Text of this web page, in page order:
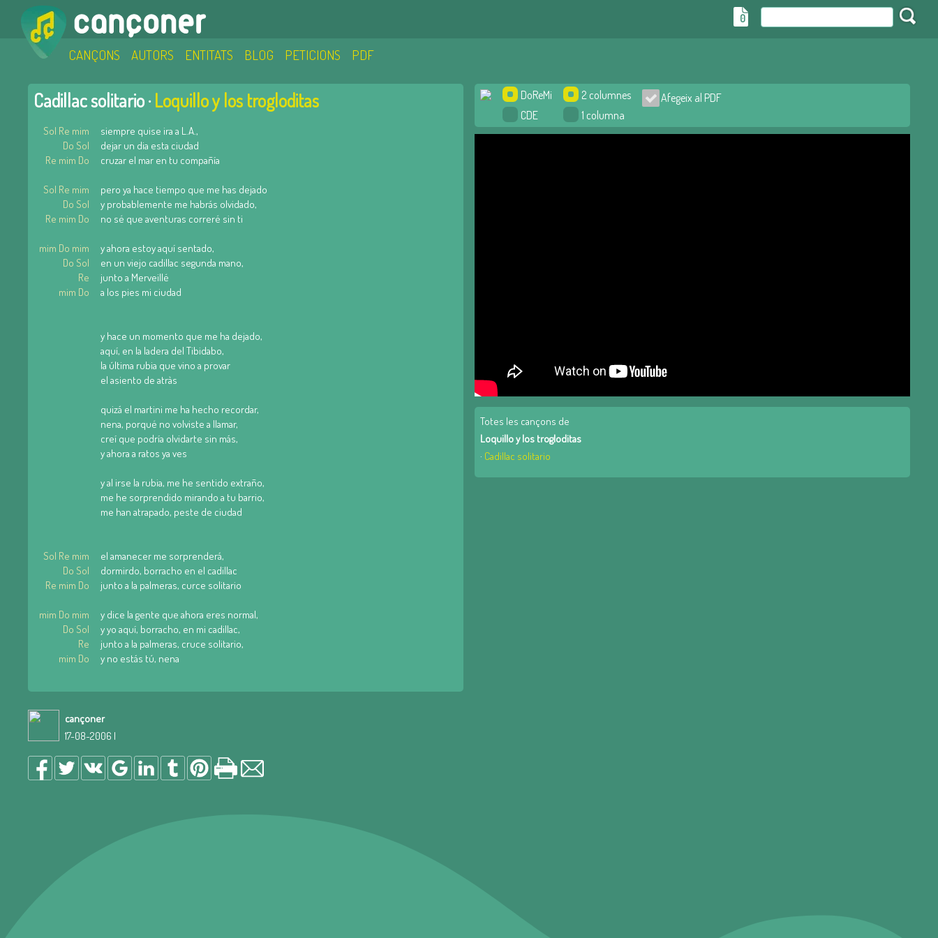
0
CANÇONS AUTORS ENTITATS BLOG PETICIONS PDF
Cadillac solitario ·Loquillo y los trogloditas
Sol Re mim
Do Sol
Re mim Do
Sol Re mim
Do Sol
Re mim Do
mim Do mim
Do Sol
Re
mim Do
Sol Re mim
Do Sol
Re mim Do
mim Do mim
Do Sol
Re
mim Do
siempre quise ira a L.A.,
dejar un dia esta ciudad
cruzar el mar en tu compañía
pero ya hace tiempo que me has dejado
y probablemente me habrás olvidado,
no sé que aventuras correré sin ti
y ahora estoy aquí sentado,
en un viejo cadillac segunda mano,
junto a Merveillé
a los pies mi ciudad
y hace un momento que me ha dejado,
aquí, en la ladera del Tibidabo,
la última rubia que vino a provar
el asiento de atràs
quizá el martini me ha hecho recordar,
nena, porqué no volviste a llamar,
creí que podría olvidarte sin más,
y ahora a ratos ya ves
y al irse la rubia, me he sentido extraño,
me he sorprendido mirando a tu barrio,
me han atrapado, peste de ciudad
el amanecer me sorprenderá,
dormirdo, borracho en el cadillac
junto a la palmeras, curce solitario
y dice la gente que ahora eres normal,
y yo aquí, borracho, en mi cadillac,
junto a la palmeras, cruce solitario,
y no estás tú, nena
DoReMi
CDE
2 columnes
1 columna
Afegeix al PDF
Totes les cançons de
Loquillo y los trogloditas
· Cadillac solitario
cançoner
17-08-2006 |